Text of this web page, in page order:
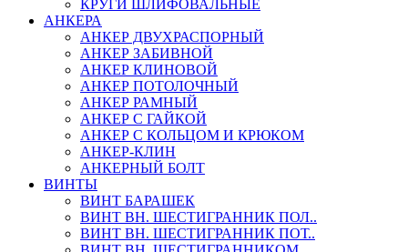
КРУГИ ШЛИФОВАЛЬНЫЕ
АНКЕРА
АНКЕР ДВУХРАСПОРНЫЙ
АНКЕР ЗАБИВНОЙ
АНКЕР КЛИНОВОЙ
АНКЕР ПОТОЛОЧНЫЙ
АНКЕР РАМНЫЙ
АНКЕР С ГАЙКОЙ
АНКЕР С КОЛЬЦОМ И КРЮКОМ
АНКЕР-КЛИН
АНКЕРНЫЙ БОЛТ
ВИНТЫ
ВИНТ БАРАШЕК
ВИНТ ВН. ШЕСТИГРАННИК ПОЛ..
ВИНТ ВН. ШЕСТИГРАННИК ПОТ..